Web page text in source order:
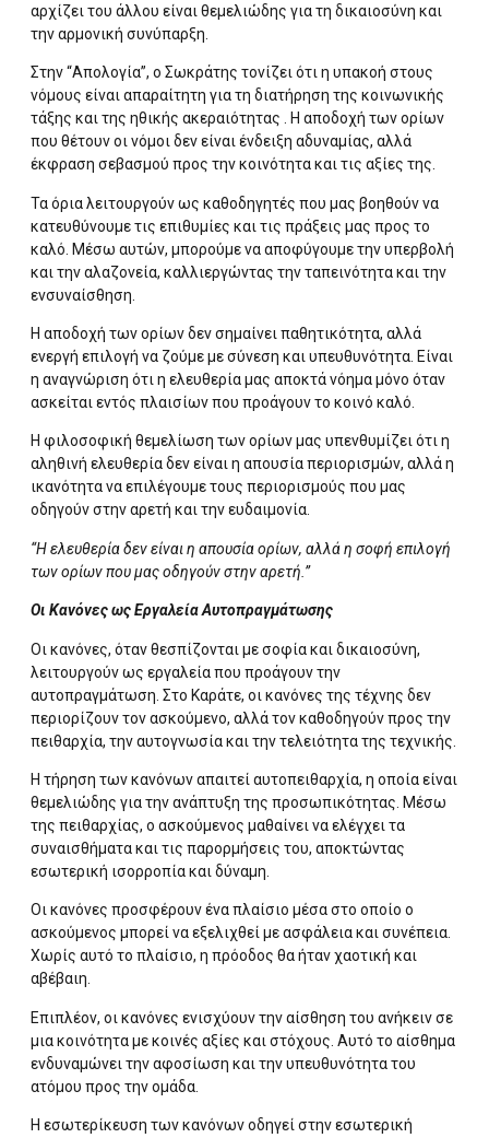
αρχίζει του άλλου είναι θεμελιώδης για τη δικαιοσύνη και
την αρμονική συνύπαρξη.
Στην “Απολογία”, ο Σωκράτης τονίζει ότι η υπακοή στους
νόμους είναι απαραίτητη για τη διατήρηση της κοινωνικής
τάξης και της ηθικής ακεραιότητας . Η αποδοχή των ορίων
που θέτουν οι νόμοι δεν είναι ένδειξη αδυναμίας, αλλά
έκφραση σεβασμού προς την κοινότητα και τις αξίες της.
Τα όρια λειτουργούν ως καθοδηγητές που μας βοηθούν να
κατευθύνουμε τις επιθυμίες και τις πράξεις μας προς το
καλό. Μέσω αυτών, μπορούμε να αποφύγουμε την υπερβολή
και την αλαζονεία, καλλιεργώντας την ταπεινότητα και την
ενσυναίσθηση.
Η αποδοχή των ορίων δεν σημαίνει παθητικότητα, αλλά
ενεργή επιλογή να ζούμε με σύνεση και υπευθυνότητα. Είναι
η αναγνώριση ότι η ελευθερία μας αποκτά νόημα μόνο όταν
ασκείται εντός πλαισίων που προάγουν το κοινό καλό.
Η φιλοσοφική θεμελίωση των ορίων μας υπενθυμίζει ότι η
αληθινή ελευθερία δεν είναι η απουσία περιορισμών, αλλά η
ικανότητα να επιλέγουμε τους περιορισμούς που μας
οδηγούν στην αρετή και την ευδαιμονία.
“Η ελευθερία δεν είναι η απουσία ορίων, αλλά η σοφή επιλογή
των ορίων που μας οδηγούν στην αρετή.”
Οι Κανόνες ως Εργαλεία Αυτοπραγμάτωσης
Οι κανόνες, όταν θεσπίζονται με σοφία και δικαιοσύνη,
λειτουργούν ως εργαλεία που προάγουν την
αυτοπραγμάτωση. Στο Καράτε, οι κανόνες της τέχνης δεν
περιορίζουν τον ασκούμενο, αλλά τον καθοδηγούν προς την
πειθαρχία, την αυτογνωσία και την τελειότητα της τεχνικής.
Η τήρηση των κανόνων απαιτεί αυτοπειθαρχία, η οποία είναι
θεμελιώδης για την ανάπτυξη της προσωπικότητας. Μέσω
της πειθαρχίας, ο ασκούμενος μαθαίνει να ελέγχει τα
συναισθήματα και τις παρορμήσεις του, αποκτώντας
εσωτερική ισορροπία και δύναμη.
Οι κανόνες προσφέρουν ένα πλαίσιο μέσα στο οποίο ο
ασκούμενος μπορεί να εξελιχθεί με ασφάλεια και συνέπεια.
Χωρίς αυτό το πλαίσιο, η πρόοδος θα ήταν χαοτική και
αβέβαιη.
Επιπλέον, οι κανόνες ενισχύουν την αίσθηση του ανήκειν σε
μια κοινότητα με κοινές αξίες και στόχους. Αυτό το αίσθημα
ενδυναμώνει την αφοσίωση και την υπευθυνότητα του
ατόμου προς την ομάδα.
Η εσωτερίκευση των κανόνων οδηγεί στην εσωτερική